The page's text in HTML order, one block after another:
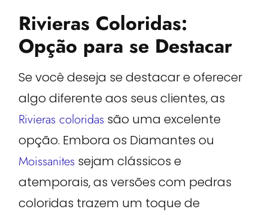
Rivieras Coloridas:
Opção para se Destacar
Se você deseja se destacar e oferecer
algo diferente aos seus clientes, as
Rivieras coloridas são uma excelente
opção. Embora os Diamantes ou
Moissanites sejam clássicos e
atemporais, as versões com pedras
coloridas trazem um toque de